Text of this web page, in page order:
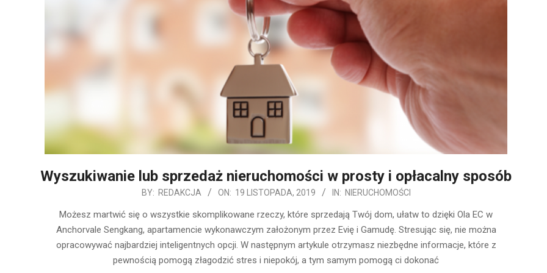
Wyszukiwanie lub sprzedaż nieruchomości w prosty i opłacalny sposób
BY: REDAKCJA ON: 19 LISTOPADA, 2019 IN: NIERUCHOMOŚCI
Możesz martwić się o wszystkie skomplikowane rzeczy, które sprzedają Twój dom, ułatw to dzięki Ola EC w
Anchorvale Sengkang, apartamencie wykonawczym założonym przez Evię i Gamudę. Stresując się, nie można
opracowywać najbardziej inteligentnych opcji. W następnym artykule otrzymasz niezbędne informacje, które z
pewnością pomogą złagodzić stres i niepokój, a tym samym pomogą ci dokonać